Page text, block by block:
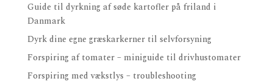
Guide til dyrkning af søde kartofler på friland i
Danmark
Dyrk dine egne græskarkerner til selvforsyning
Forspiring af tomater – miniguide til drivhustomater
Forspiring med vækstlys – troubleshooting